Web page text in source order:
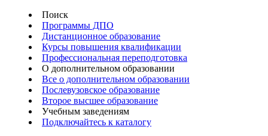
Поиск
Программы ДПО
Дистанционное образование
Курсы повышения квалификации
Профессиональная переподготовка
О дополнительном образовании
Все о дополнительном образовании
Послевузовское образование
Второе высшее образование
Учебным заведениям
Подключайтесь к каталогу